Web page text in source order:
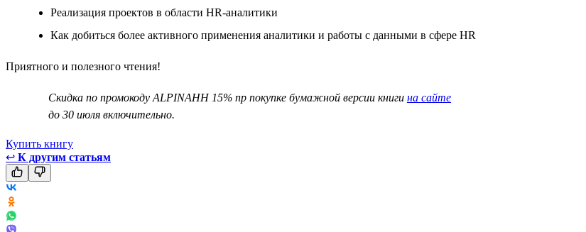
Реализация проектов в области HR-аналитики
Как добиться более активного применения аналитики и работы с данными в сфере HR
Приятного и полезного чтения!
Скидка по промокоду ALPINAHH 15% пр покупке бумажной версии книги на сайте
до 30 июля включительно.
Купить книгу
↩ К другим статьям